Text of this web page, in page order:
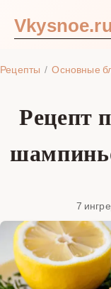
Vkysnoe.ru
Рецепты Основные
Рецепт
7